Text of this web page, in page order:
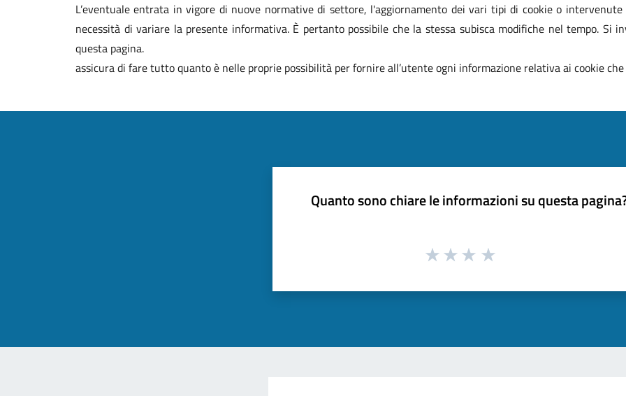
L’eventuale entrata in vigore di nuove normative di settore, l'aggiornamento dei vari tipi di cookie o
necessità di variare la presente informativa. È pertanto possibile che la stessa subisca modifiche nel tempo. Si
questa pagina.
assicura di fare tutto quanto è nelle proprie possibilità per fornire all’utente ogni informazione relativa ai cookie
Quanto sono chiare le informazioni su questa